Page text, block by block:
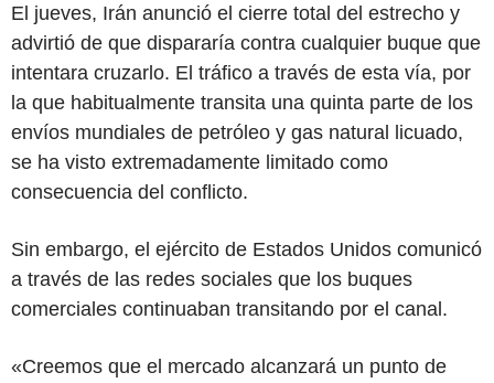
El jueves, Irán anunció el cierre total del estrecho y
advirtió de que dispararía contra cualquier buque que
intentara cruzarlo. El tráfico a través de esta vía, por
la que habitualmente transita una quinta parte de los
envíos mundiales de petróleo y gas natural licuado,
se ha visto extremadamente limitado como
consecuencia del conflicto.
Sin embargo, el ejército de Estados Unidos comunicó
a través de las redes sociales que los buques
comerciales continuaban transitando por el canal.
«Creemos que el mercado alcanzará un punto de